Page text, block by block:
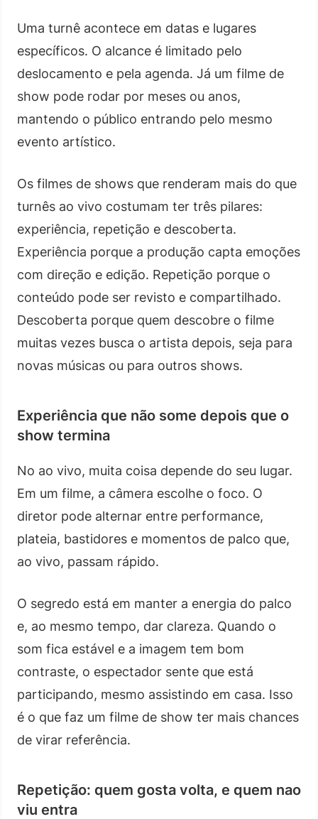
Uma turnê acontece em datas e lugares
específicos. O alcance é limitado pelo
deslocamento e pela agenda. Já um filme de
show pode rodar por meses ou anos,
mantendo o público entrando pelo mesmo
evento artístico.
Os filmes de shows que renderam mais do que
turnês ao vivo costumam ter três pilares:
experiência, repetição e descoberta.
Experiência porque a produção capta emoções
com direção e edição. Repetição porque o
conteúdo pode ser revisto e compartilhado.
Descoberta porque quem descobre o filme
muitas vezes busca o artista depois, seja para
novas músicas ou para outros shows.
Experiência que não some depois que o
show termina
No ao vivo, muita coisa depende do seu lugar.
Em um filme, a câmera escolhe o foco. O
diretor pode alternar entre performance,
plateia, bastidores e momentos de palco que,
ao vivo, passam rápido.
O segredo está em manter a energia do palco
e, ao mesmo tempo, dar clareza. Quando o
som fica estável e a imagem tem bom
contraste, o espectador sente que está
participando, mesmo assistindo em casa. Isso
é o que faz um filme de show ter mais chances
de virar referência.
Repetição: quem gosta volta, e quem nao
viu entra